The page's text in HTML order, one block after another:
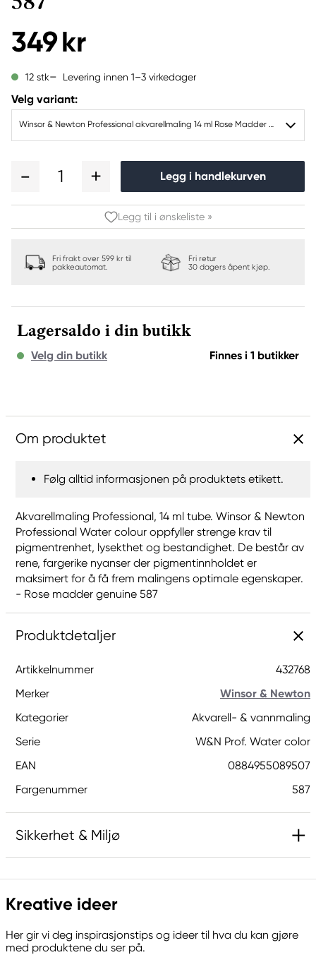
349 kr
12 stk Levering innen 1–3 virkedager
Velg variant:
Winsor & Newton Professional akvarellmaling 14 ml Rose Madder Genuine 587
1 Legg i handlekurven
Legg til i ønskeliste »
Fri frakt over 599 kr til
pakkeautomat.
Fri retur
30 dagers åpent kjøp.
Lagersaldo i din butikk
Velg din butikk Finnes i 1 butikker
Om produktet
Følg alltid informasjonen på produktets etikett.
Akvarellmaling Professional, 14 ml tube. Winsor & Newton
Professional Water colour oppfyller strenge krav til
pigmentrenhet, lysekthet og bestandighet. De består av
rene, fargerike nyanser der pigmentinnholdet er
maksimert for å få frem malingens optimale egenskaper.
- Rose madder genuine 587
Produktdetaljer
Artikkelnummer
432768
Merker
Winsor & Newton
Kategorier
Akvarell- & vannmaling
Serie
W&N Prof. Water color
EAN
0884955089507
Fargenummer
587
Sikkerhet & Miljø
Inneholder 2-methyl-1,2-benzothiazol-3(2H)-on;
[MBIT]. Kan gi en allergisk reaksjon.
Skadelig, med langtidsvirkning, for liv i vann.
Inneholder Bergamot, eks. Kan gi en allergisk
reaksjon.
Kreative ideer
Her gir vi deg inspirasjonstips og ideer til hva du kan gjøre
med produktene du ser på.